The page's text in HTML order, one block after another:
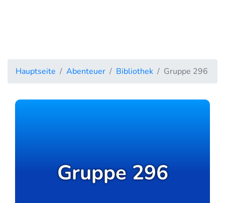
Hauptseite Abenteuer Bibliothek Gruppe 296
Gruppe 296